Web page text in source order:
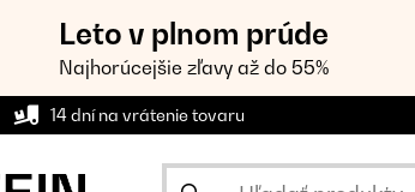
Leto v plnom prúde
Najhorúcejšie zľavy až do 55%
14 dní na vrátenie tovaru